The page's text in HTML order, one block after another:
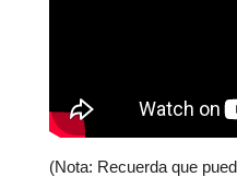
(Nota: Recuerda que